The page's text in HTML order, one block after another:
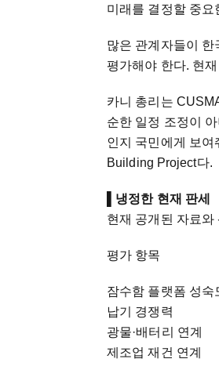
미래를 결정할 중요
많은 관계자들이 한
평가해야 한다. 현
카니 총리는
순한 일정 조정이
인지 국민에게 보
Building Project다.
냉정한 현재 판세
현재 공개된 자료
평가
잠수함 플랫폼 성
납기 경쟁
광물·배터
제조업 재